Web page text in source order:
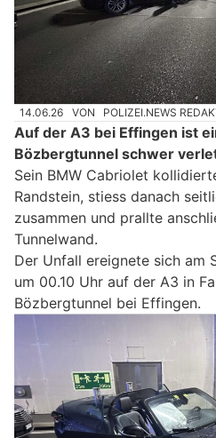
14.06.26 VON POLIZEI.NEWS
Auf der A3 bei Effingen ist
Bözbergtunnel schwer
Sein BMW Cabriolet
Randstein, stiess danach
zusammen und prallte
Tunnelwand.
Der Unfall ereignete sich am
um 00.10 Uhr auf der A3 in
Bözbergtunnel bei Effingen.